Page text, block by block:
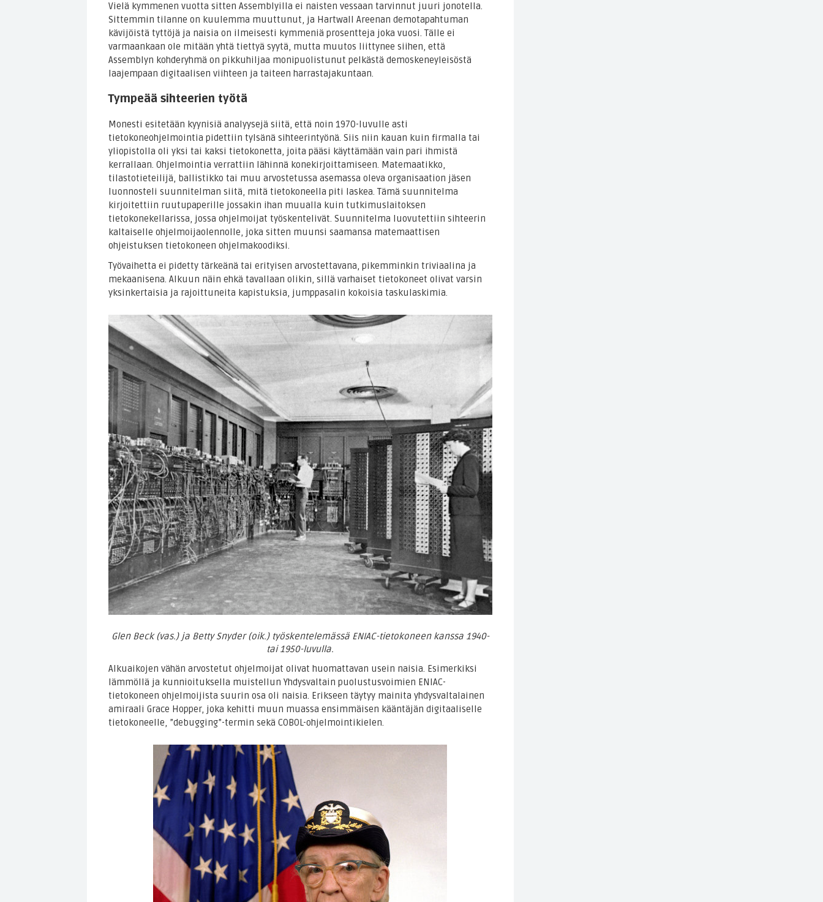
Vielä kymmenen vuotta sitten Assemblyilla ei naisten vessaan tarvinnut juuri jonotella.
Sittemmin tilanne on kuulemma muuttunut, ja Hartwall Areenan demotapahtuman
kävijöistä tyttöjä ja naisia on ilmeisesti kymmeniä prosentteja joka vuosi. Tälle ei
varmaankaan ole mitään yhtä tiettyä syytä, mutta muutos liittynee siihen, että
Assemblyn kohderyhmä on pikkuhiljaa monipuolistunut pelkästä demoskeneyleisöstä
laajempaan digitaalisen viihteen ja taiteen harrastajakuntaan.
Tympeää sihteerien työtä
Monesti esitetään kyynisiä analyysejä siitä, että noin 1970-luvulle asti
tietokoneohjelmointia pidettiin tylsänä sihteerintyönä. Siis niin kauan kuin firmalla tai
yliopistolla oli yksi tai kaksi tietokonetta, joita pääsi käyttämään vain pari ihmistä
kerrallaan. Ohjelmointia verrattiin lähinnä konekirjoittamiseen. Matemaatikko,
tilastotieteilijä, ballistikko tai muu arvostetussa asemassa oleva organisaation jäsen
luonnosteli suunnitelman siitä, mitä tietokoneella piti laskea. Tämä suunnitelma
kirjoitettiin ruutupaperille jossakin ihan muualla kuin tutkimuslaitoksen
tietokonekellarissa, jossa ohjelmoijat työskentelivät. Suunnitelma luovutettiin sihteerin
kaltaiselle ohjelmoijaolennolle, joka sitten muunsi saamansa matemaattisen
ohjeistuksen tietokoneen ohjelmakoodiksi.
Työvaihetta ei pidetty tärkeänä tai erityisen arvostettavana, pikemminkin triviaalina ja
mekaanisena. Alkuun näin ehkä tavallaan olikin, sillä varhaiset tietokoneet olivat varsin
yksinkertaisia ja rajoittuneita kapistuksia, jumppasalin kokoisia taskulaskimia.
Glen Beck (vas.) ja Betty Snyder (oik.) työskentelemässä ENIAC-tietokoneen kanssa 1940-
tai 1950-luvulla.
Alkuaikojen vähän arvostetut ohjelmoijat olivat huomattavan usein naisia. Esimerkiksi
lämmöllä ja kunnioituksella muistellun Yhdysvaltain puolustusvoimien ENIAC-
tietokoneen ohjelmoijista suurin osa oli naisia. Erikseen täytyy mainita yhdysvaltalainen
amiraali Grace Hopper, joka kehitti muun muassa ensimmäisen kääntäjän digitaaliselle
tietokoneelle, ”debugging”-termin sekä COBOL-ohjelmointikielen.